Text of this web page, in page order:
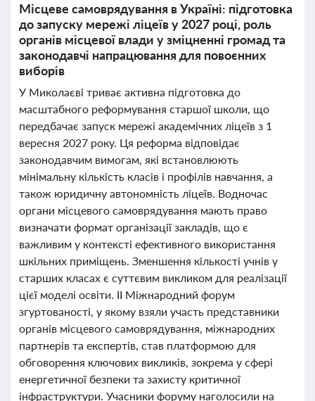
Місцеве самоврядування в Україні: підготовка
до запуску мережі ліцеїв у 2027 році, роль
органів місцевої влади у зміцненні громад та
законодавчі напрацювання для повоєнних
виборів
У Миколаєві триває активна підготовка до
масштабного реформування старшої школи, що
передбачає запуск мережі академічних ліцеїв з 1
вересня 2027 року. Ця реформа відповідає
законодавчим вимогам, які встановлюють
мінімальну кількість класів і профілів навчання, а
також юридичну автономність ліцеїв. Водночас
органи місцевого самоврядування мають право
визначати формат організації закладів, що є
важливим у контексті ефективного використання
шкільних приміщень. Зменшення кількості учнів у
старших класах є суттєвим викликом для реалізації
цієї моделі освіти. ІІ Міжнародний форум
згуртованості, у якому взяли участь представники
органів місцевого самоврядування, міжнародних
партнерів та експертів, став платформою для
обговорення ключових викликів, зокрема у сфері
енергетичної безпеки та захисту критичної
інфраструктури. Учасники форуму наголосили на